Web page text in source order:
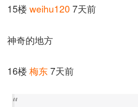
15楼 weihu120 7天前
神奇的地方
16楼 梅东 7天前